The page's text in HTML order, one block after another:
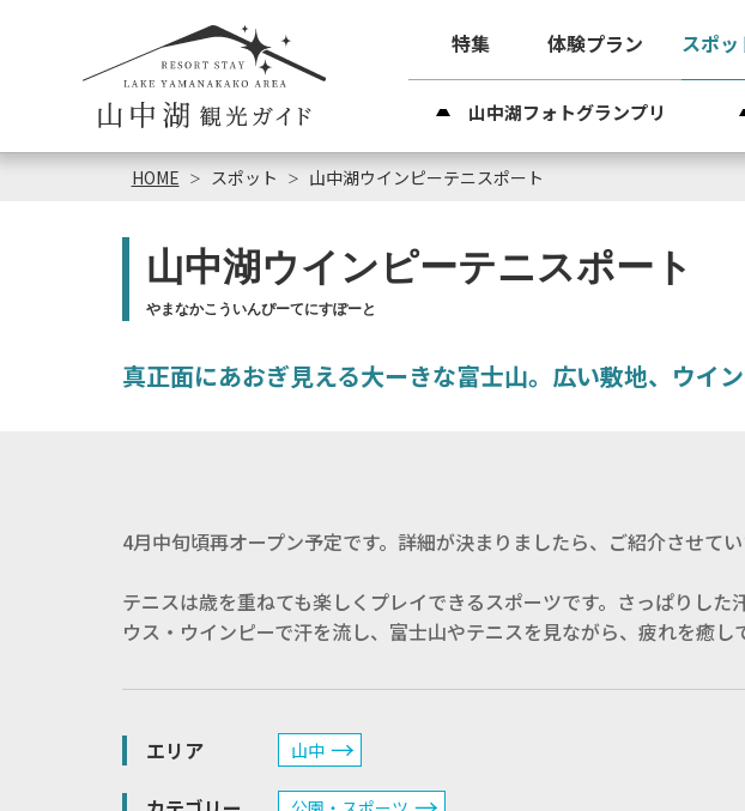
特集 体験プラン スポッ
山中湖フォトグランプリ
HOME スポット 山中湖ウインピーテニスポート
山中湖ウインピーテニスポート
やまなかこういんぴーてにすぽーと
真正面にあおぎ見える大ーきな富士山。広い敷地、ウイ
4月中旬頃再オープン予定です。詳細が決まりましたら、ご紹介させてい
テニスは歳を重ねても楽しくプレイできるスポーツです。さっぱりした
ウス・ウインピーで汗を流し、富士山やテニスを見ながら、疲れを癒し
エリア 山中